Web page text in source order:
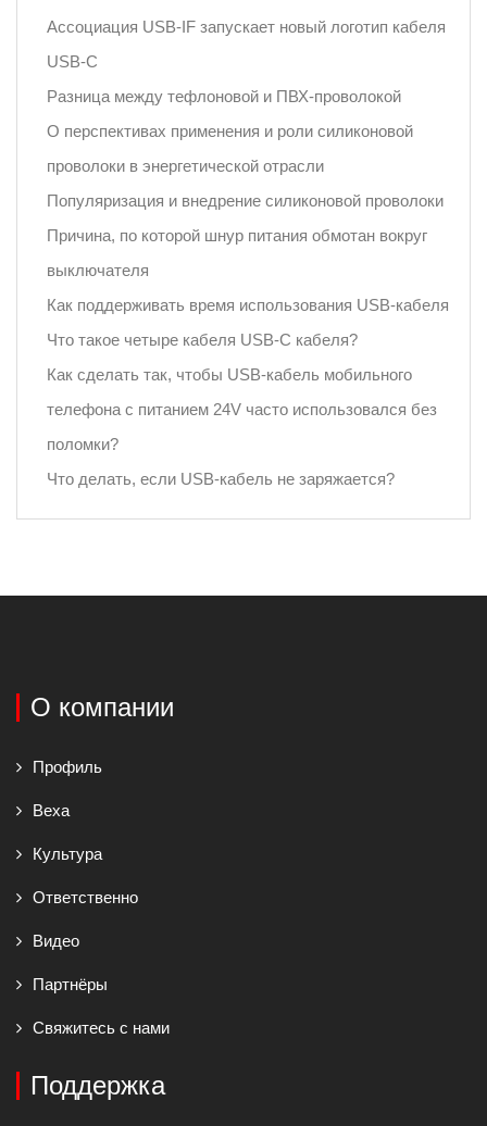
Ассоциация USB-IF запускает новый логотип кабеля
USB-C
Разница между тефлоновой и ПВХ-проволокой
О перспективах применения и роли силиконовой
проволоки в энергетической отрасли
Популяризация и внедрение силиконовой проволоки
Причина, по которой шнур питания обмотан вокруг
выключателя
Как поддерживать время использования USB-кабеля
Что такое четыре кабеля USB-C кабеля?
Как сделать так, чтобы USB-кабель мобильного
телефона с питанием 24V часто использовался без
поломки?
Что делать, если USB-кабель не заряжается?
О компании
Профиль
Веха
Культура
Ответственно
Видео
Партнёры
Свяжитесь с нами
Поддержка